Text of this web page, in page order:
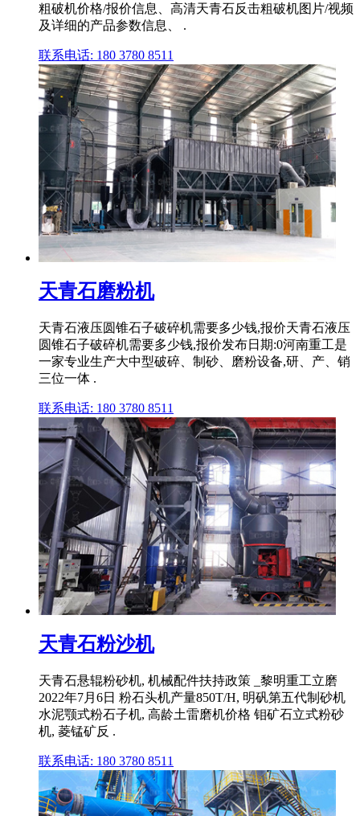
粗破机价格/报价信息、高清天青石反击粗破机图片/视频
及详细的产品参数信息、 .
联系电话: 180 3780 8511
天青石磨粉机
天青石液压圆锥石子破碎机需要多少钱,报价天青石液压
圆锥石子破碎机需要多少钱,报价发布日期:0河南重工是
一家专业生产大中型破碎、制砂、磨粉设备,研、产、销
三位一体 .
联系电话: 180 3780 8511
天青石粉沙机
天青石悬辊粉砂机, 机械配件扶持政策 _黎明重工立磨
2022年7月6日 粉石头机产量850T/H, 明矾第五代制砂机
水泥颚式粉石子机, 高龄土雷磨机价格 钼矿石立式粉砂
机, 菱锰矿反 .
联系电话: 180 3780 8511